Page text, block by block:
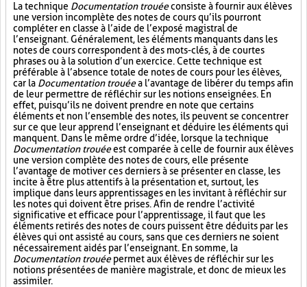
La technique Documentation trouéeconsiste à fournir aux élèves
une version incomplète des notes de cours qu’ils pourront
compléter en classe à l’aide de l’exposé magistral de
l’enseignant. Généralement, les éléments manquants dans les
notes de cours correspondent à des mots-clés, à de courtes
phrases ou à la solution d’un exercice. Cette technique est
préférable à l’absence totale de notes de cours pour les élèves,
car la Documentation trouéea l’avantage de libérer du temps afin
de leur permettre de réfléchir sur les notions enseignées. En
effet, puisqu’ils ne doivent prendre en note que certains
éléments et non l’ensemble des notes, ils peuvent se concentrer
sur ce que leur apprend l’enseignant et déduire les éléments qui
manquent. Dans le même ordre d’idée, lorsque la technique
Documentation trouéeest comparée à celle de fournir aux élèves
une version complète des notes de cours, elle présente
l’avantage de motiver ces derniers à se présenter en classe, les
incite à être plus attentifs à la présentation et, surtout, les
implique dans leurs apprentissages en les invitant à réfléchir sur
les notes qui doivent être prises. Afin de rendre l’activité
significative et efficace pour l’apprentissage, il faut que les
éléments retirés des notes de cours puissent être déduits par les
élèves qui ont assisté au cours, sans que ces derniers ne soient
nécessairement aidés par l’enseignant. En somme, la
Documentation trouéepermet aux élèves de réfléchir sur les
notions présentées de manière magistrale, et donc de mieux les
assimiler.